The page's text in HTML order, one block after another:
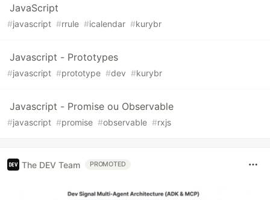
JavaScript
#javascript #rrule #icalendar #kurybr
Javascript - Prototypes
#javascript #prototype #dev #kurybr
Javascript - Promise ou Observable
#javascript #promise #observable #rxjs
The DEV Team PROMOTED